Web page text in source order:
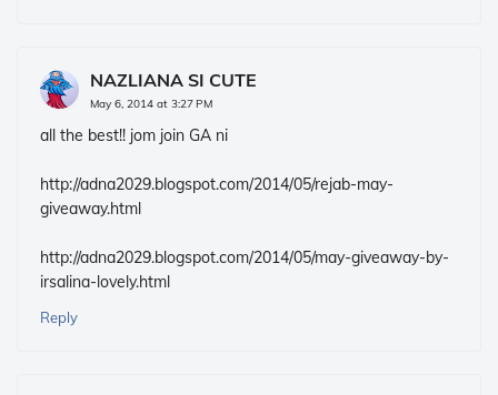
NAZLIANA SI CUTE
May 6, 2014 at 3:27 PM
all the best!! jom join GA ni
http://adna2029.blogspot.com/2014/05/rejab-may-
giveaway.html
http://adna2029.blogspot.com/2014/05/may-giveaway-by-
irsalina-lovely.html
Reply